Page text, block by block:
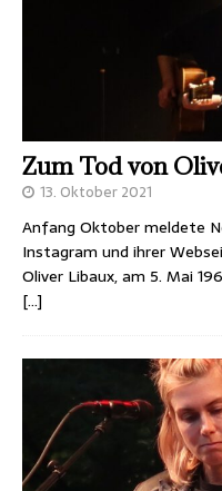
Zum Tod von
13. Oktober 2021
Anfang Oktober meldete
Instagram und ihrer
Oliver Libaux, am 5. Mai
[…]